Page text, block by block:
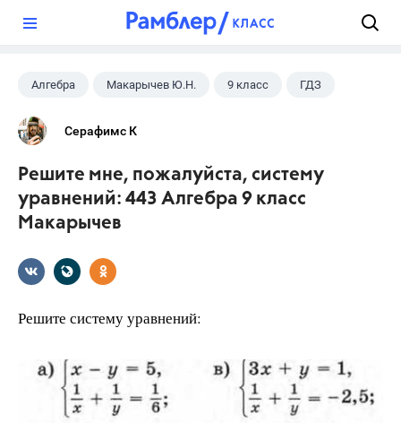
Алгебра Макарычев Ю.Н. 9 класс ГДЗ
Серафимс К
Решите мне, пожалуйста, систему
уравнений: 443 Алгебра 9 класс
Макарычев
Решите систему уравнений: